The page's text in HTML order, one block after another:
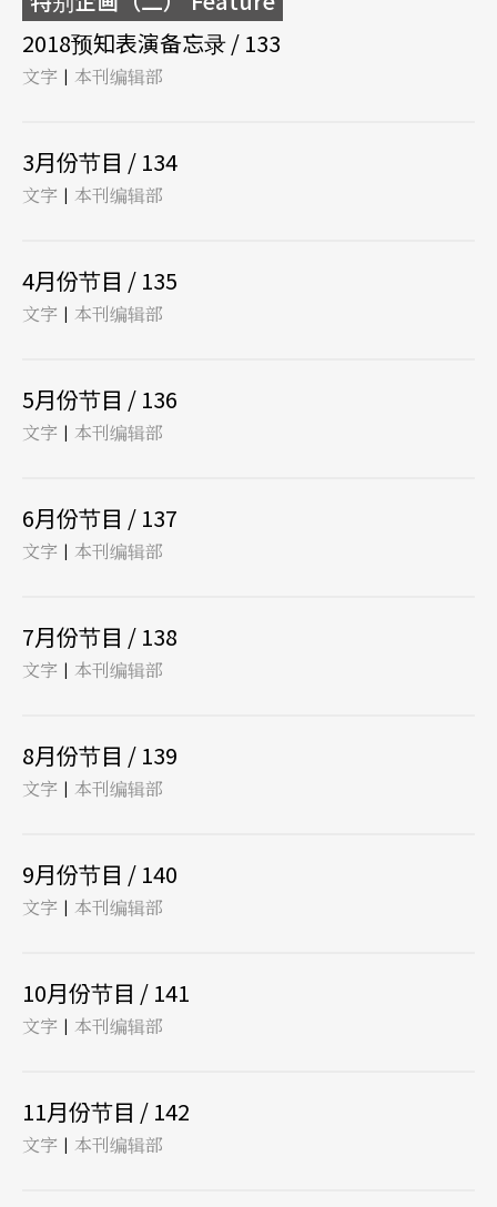
2018预知表演备忘录 / 133
文字 | 本刊编辑部
3月份节目 / 134
文字 | 本刊编辑部
4月份节目 / 135
文字 | 本刊编辑部
5月份节目 / 136
文字 | 本刊编辑部
6月份节目 / 137
文字 | 本刊编辑部
7月份节目 / 138
文字 | 本刊编辑部
8月份节目 / 139
文字 | 本刊编辑部
9月份节目 / 140
文字 | 本刊编辑部
10月份节目 / 141
文字 | 本刊编辑部
11月份节目 / 142
文字 | 本刊编辑部